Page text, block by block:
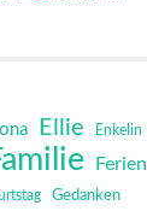
Ellie Enkelin
Ferien
Gedanken